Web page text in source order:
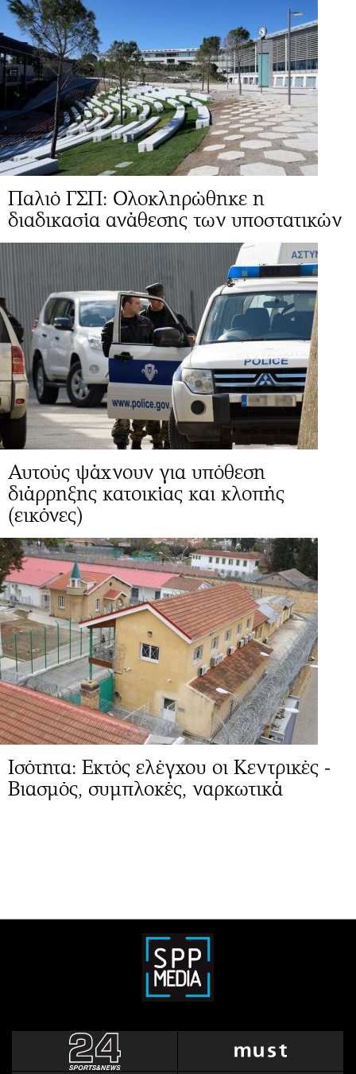
Παλιό ΓΣΠ: Ολοκληρώθηκε η
διαδικασία ανάθεσης των υποστατικών
Αυτούς ψάχνουν για υπόθεση
διάρρηξης κατοικίας και κλοπής
(εικόνες)
Ισότητα: Εκτός ελέγχου οι Κεντρικές -
Βιασμός, συμπλοκές, ναρκωτικά